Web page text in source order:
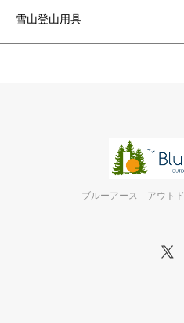
雪山登山用具
ブルーアース アウト